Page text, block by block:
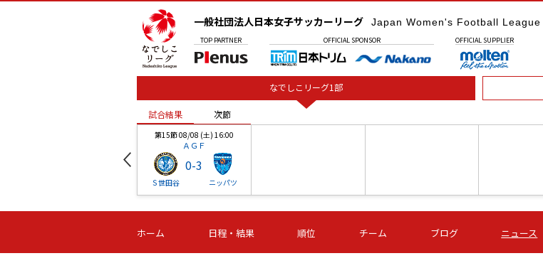
一般社団法人日本女子サッカーリーグ Japan Women's Football League
TOP PARTNER OFFICIAL SPONSOR OFFICIAL SUPPLIER
なでしこリーグ1部
試合結果 次節
第15節 08/08 (土) 16:00
ＡＧＦ
Ｓ世田谷
0-3
ニッパツ
-
第16節 09/05 (土) 15:00
ニッパツ
-
第16節 09/05 (土) 15:00
石人の星
-
第16節 09/05 (土) 16:00
ＡＧＦ
-
いちご
-
試合結果 次節
ホーム 日程・結果 順位 チーム ブログ ニュース